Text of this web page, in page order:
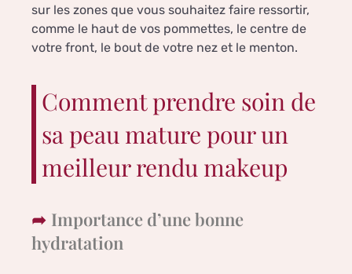
sur les zones que vous souhaitez faire ressortir,
comme le haut de vos pommettes, le centre de
votre front, le bout de votre nez et le menton.
Comment prendre soin de
sa peau mature pour un
meilleur rendu makeup
Importance d’une bonne
hydratation